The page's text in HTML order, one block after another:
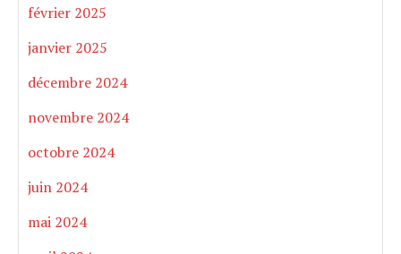
février 2025
janvier 2025
décembre 2024
novembre 2024
octobre 2024
juin 2024
mai 2024